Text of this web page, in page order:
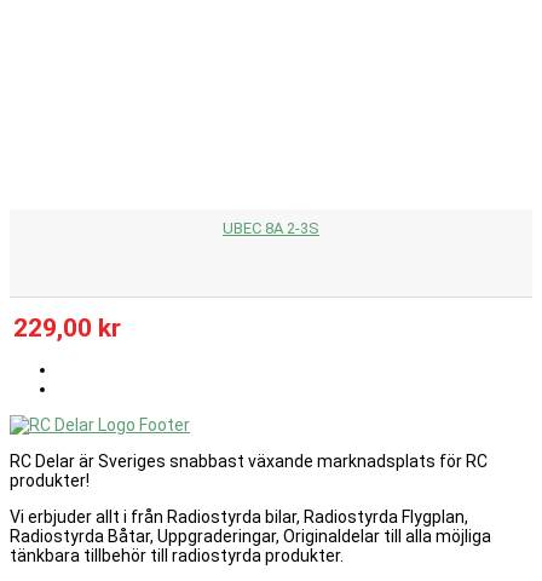
UBEC 8A 2-3S
229,00 kr
RC Delar är Sveriges snabbast växande marknadsplats för RC
produkter!
Vi erbjuder allt i från Radiostyrda bilar, Radiostyrda Flygplan,
Radiostyrda Båtar, Uppgraderingar, Originaldelar till alla möjliga
tänkbara tillbehör till radiostyrda produkter.